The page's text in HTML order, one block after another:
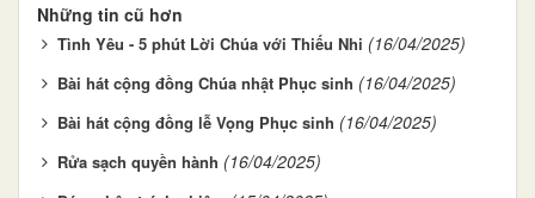
Những tin cũ hơn
Tình Yêu - 5 phút Lời Chúa với Thiếu Nhi (16/04/2025)
Bài hát cộng đồng Chúa nhật Phục sinh (16/04/2025)
Bài hát cộng đồng lễ Vọng Phục sinh (16/04/2025)
Rửa sạch quyền hành (16/04/2025)